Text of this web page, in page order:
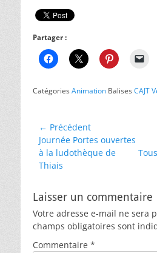
Partager :
CatégoriesAnimation BalisesCAJT
Navigation
de
l’article
← Précédent
Article
précédent :
Journée Portes ouvertes
à la ludothèque de
Thiais
Laisser un commentaire
Votre adresse e-mail ne sera
champs obligatoires sont
Commentaire *